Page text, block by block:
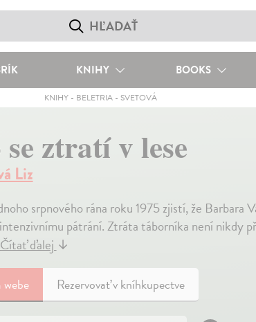
KNIHY BOOKS
KNIHY - BELETRIA - SVETOVÁ
ztratí v lese
Liz
srpnového rána roku 1975 zjistí, že
pátrání. Ztráta táborníka není nikdy
Čítať ďalej↓
webe Rezervovať v kníhkupectve